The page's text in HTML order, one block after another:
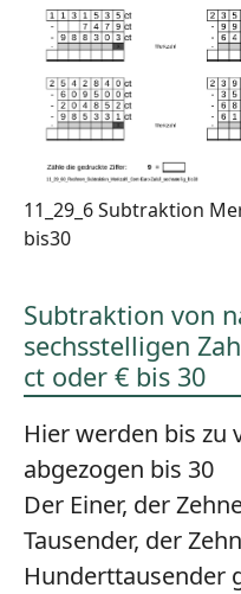
11_29_6 Subtraktion
bis30
Subtraktion von
sechsstelligen
ct oder € bis 30
Hier werden bis zu
abgezogen bis 30
Der Einer, der
Tausender, der
Hunderttausender